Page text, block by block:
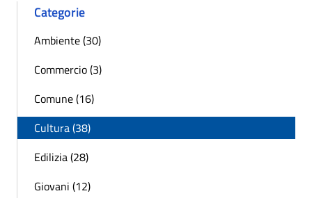
Categorie
Ambiente (30)
Commercio (3)
Comune (16)
Cultura (38)
Edilizia (28)
Giovani (12)